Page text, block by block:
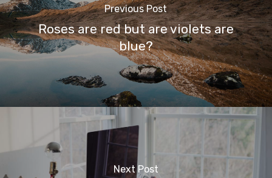
Previous Post
Roses are red but are violets are
blue?
Next Post